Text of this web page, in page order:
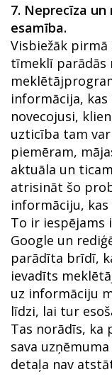
7. Neprecīza
esamība.
Visbiežāk
tīmeklī parādās
informācija,
novecojusi,
uzticība tam
piemēram,
aktuāla un
atrisināt šo
informāciju,
To ir iespējams
Google un
parādīta brīdī,
ievadīts
uz informāciju
līdzi, lai tur
Tas norādīs, ka
sava
detaļa nav